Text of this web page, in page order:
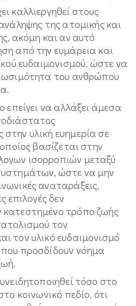
καλλιεργηθεί στους
της ατομικής και
ακόμη και αν αυτό
από την ευμάρεια και
ευδαιμονισμού, ώστε να
του ανθρώπου
επείγει να αλλάξει άμεσα
υλική ευημερία σε
βασίζεται στην
ισορροπιών μεταξύ
ώστε να μην
αναταράξεις,
επιλογές δεν
τρόπο ζωής
τον
τον υλικό ευδαιμονισμό
προσδίδουν νόημα
τόσο στο
κοινωνικό πεδίο, ότι